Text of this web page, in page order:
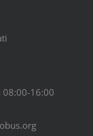
08:00-16:00